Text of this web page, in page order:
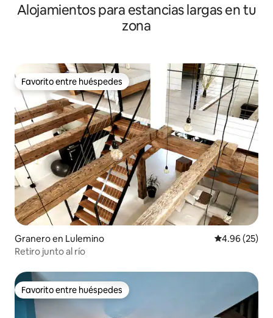
Alojamientos para estancias largas en tu
zona
Favorito entre huéspedes
Favorito entre huéspedes
Granero en Lulemino Calificación
4.96 (25)
Retiro junto al río
Favorito entre huéspedes
Favorito entre huéspedes